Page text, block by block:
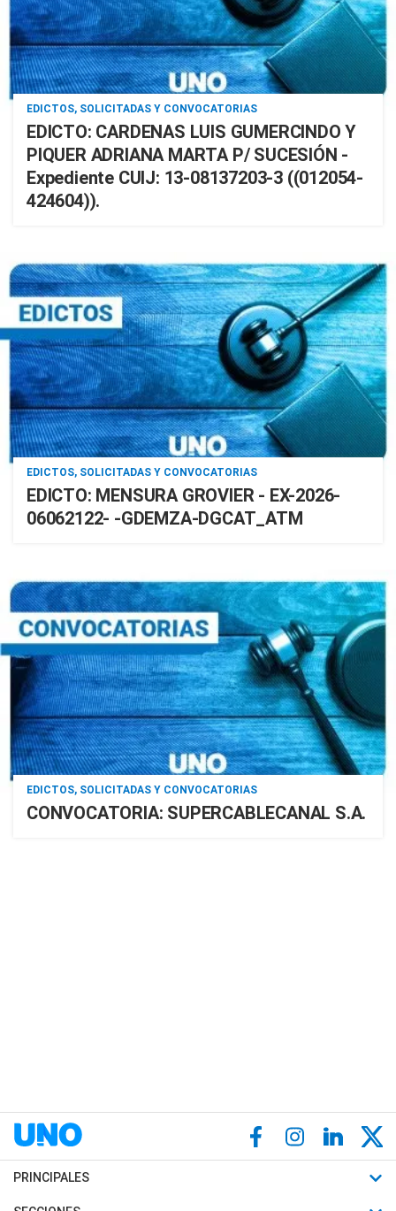
EDICTOS, SOLICITADAS Y CONVOCATORIAS
EDICTO: CARDENAS LUIS GUMERCINDO Y
PIQUER ADRIANA MARTA P/ SUCESIÓN -
Expediente CUIJ: 13-08137203-3 ((012054-
424604)).
EDICTOS, SOLICITADAS Y CONVOCATORIAS
EDICTO: MENSURA GROVIER - EX-2026-
06062122- -GDEMZA-DGCAT_ATM
EDICTOS, SOLICITADAS Y CONVOCATORIAS
CONVOCATORIA: SUPERCABLECANAL S.A.
PRINCIPALES